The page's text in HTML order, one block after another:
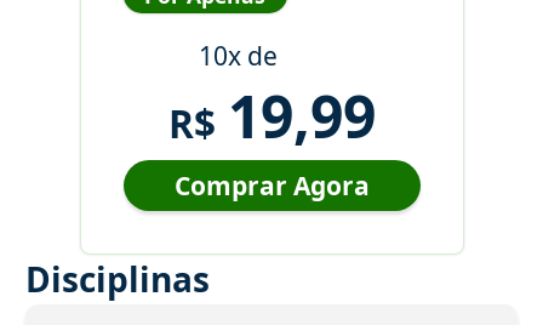
10x de
R$ 19,99
Comprar Agora
Disciplinas